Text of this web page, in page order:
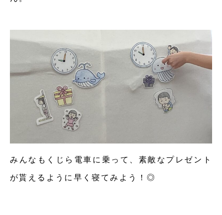
みんなもくじら電車に乗って、素敵なプレゼント
が貰えるように早く寝てみよう！◎